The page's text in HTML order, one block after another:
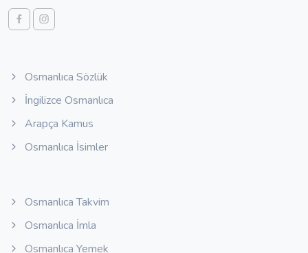
Osmanlıca Sözlük
İngilizce Osmanlıca
Arapça Kamus
Osmanlıca İsimler
Osmanlıca Takvim
Osmanlıca İmla
Osmanlıca Yemek